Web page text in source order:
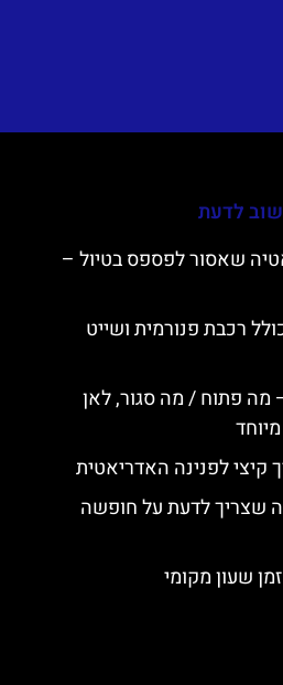
לדעת
שאסור לפספס בטיול –
רכבת פנורמית ושייט
מה פתוח / מה סגור, לאן
קיצי לפנינה האדריאטית
שצריך לדעת על חופשה
שעון מקומי